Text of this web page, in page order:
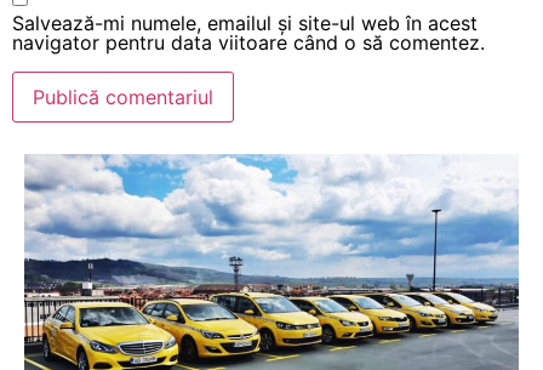
Salvează-mi numele, emailul și site-ul web în acest
navigator pentru data viitoare când o să comentez.